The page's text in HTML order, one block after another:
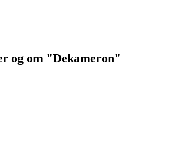
og om "Dekameron"